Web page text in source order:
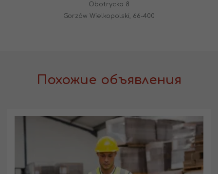
Obotrycka 8
Gorzów Wielkopolski, 66-400
Похожие объявления